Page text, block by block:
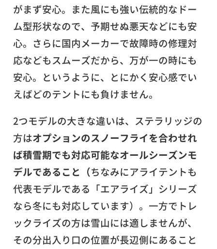
がまず安心。また風にも強い伝統的なドー
ム型形状なので、予期せぬ悪天などにも安
心。さらに国内メーカーで故障時の修理対
応などもスムーズだから、万が一の時にも
安心。というように、とにかく安心感でい
えばどのテントにも負けません。
2つモデルの大きな違いは、ステラリッジの
方はオプションのスノーフライを合わせれ
ば積雪期でも対応可能なオールシーズンモ
デルであること （ちなみにアライテントも
代表モデルである「エアライズ」シリーズ
なら冬にも対応しています）。一方でトレ
ックライズの方は雪山には適しませんが、
その分出入り口の位置が長辺側にあること